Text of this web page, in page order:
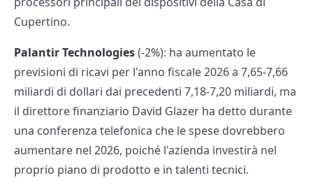
Cupertino.
Palantir Technologies(-2%): ha aumentato le
previsioni di ricavi per l'anno fiscale 2026 a 7,65-7,66
miliardi di dollari dai precedenti 7,18-7,20 miliardi, ma
il direttore finanziario David Glazer ha detto durante
una conferenza telefonica che le spese dovrebbero
aumentare nel 2026, poiché l'azienda investirà nel
proprio piano di prodotto e in talenti tecnici.